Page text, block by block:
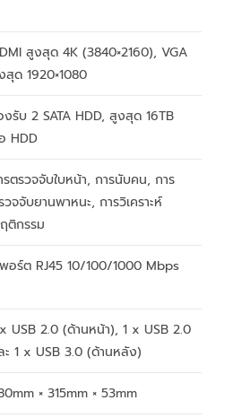
สูงสุด 4K (3840×2160), VGA
สุด 1920×1080
งรับ 2 SATA HDD, สูงสุด 16TB
HDD
รตรวจจับใบหน้า, การนับคน, การ
วจจับยานพาหนะ, การวิเคราะห์
ติกรรม
อร์ต RJ45 10/100/1000 Mbps
USB 2.0 (ด้านหน้า), 1 x USB 2.0
ะ 1 x USB 3.0 (ด้านหลัง)
× 315mm × 53mm